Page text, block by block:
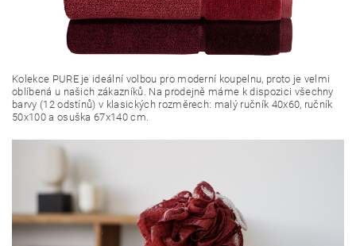
Kolekce PURE je ideální volbou pro moderní koupelnu, proto je velmi
oblíbená u našich zákazníků. Na prodejně máme k dispozici všechny
barvy (12 odstínů) v klasických rozměrech: malý ručník 40x60, ručník
50x100 a osuška 67x140 cm.